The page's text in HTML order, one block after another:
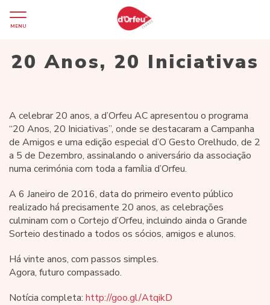
MENU
20 Anos, 20 Iniciativas
A celebrar 20 anos, a d’Orfeu AC apresentou o programa
“20 Anos, 20 Iniciativas”, onde se destacaram a Campanha
de Amigos e uma edição especial d’O Gesto Orelhudo, de 2
a 5 de Dezembro, assinalando o aniversário da associação
numa cerimónia com toda a família d’Orfeu.
A 6 Janeiro de 2016, data do primeiro evento público
realizado há precisamente 20 anos, as celebrações
culminam com o Cortejo d’Orfeu, incluindo ainda o Grande
Sorteio destinado a todos os sócios, amigos e alunos.
Há vinte anos, com passos simples.
Agora, futuro compassado.
Notícia completa: http://goo.gl/AtqikD